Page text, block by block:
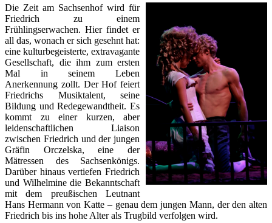
Die Zeit am Sachsenhof wird für
Friedrich zu einem
Frühlingserwachen. Hier findet er
all das, wonach er sich gesehnt hat:
eine kulturbegeisterte, extravagante
Gesellschaft, die ihm zum ersten
Mal in seinem Leben
Anerkennung zollt. Der Hof feiert
Friedrichs Musiktalent, seine
Bildung und Redegewandtheit. Es
kommt zu einer kurzen, aber
leidenschaftlichen Liaison
zwischen Friedrich und der jungen
Gräfin Orczelska, eine der
Mätressen des Sachsenkönigs.
Darüber hinaus vertiefen Friedrich
und Wilhelmine die Bekanntschaft
mit dem preußischen Leutnant
Hans Hermann von Katte – genau dem jungen Mann, der den alten
Friedrich bis ins hohe Alter als Trugbild verfolgen wird.